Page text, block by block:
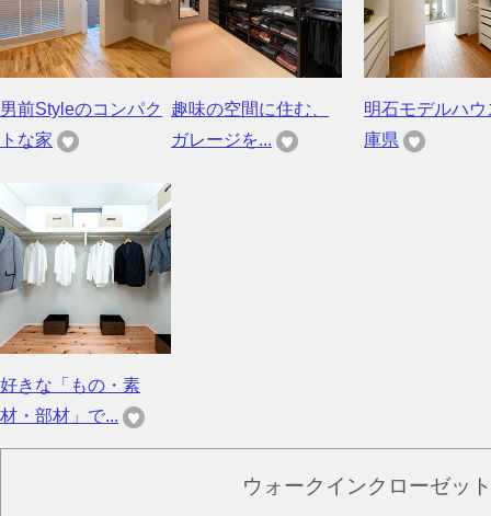
男前Styleのコンパク
トな家
趣味の空間に住む、
ガレージを...
明石モデルハウ
庫県
好きな「もの・素
材・部材」で...
ウォークインクローゼッ